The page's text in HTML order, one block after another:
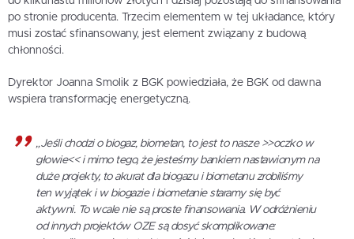
po stronie producenta. Trzecim elementem w tej układance, który
musi zostać sfinansowany, jest element związany z budową
chłonności.
Dyrektor Joanna Smolik z BGK powiedziała, że BGK od dawna
wspiera transformację energetyczną.
„Jeśli chodzi o biogaz, biometan, to jest to nasze >>oczko w
głowie<< i mimo tego, że jesteśmy bankiem nastawionym na
duże projekty, to akurat dla biogazu i biometanu zrobiliśmy
ten wyjątek i w biogazie i biometanie staramy się być
aktywni. To wcale nie są proste finansowania. W odróżnieniu
od innych projektów OZE są dosyć skomplikowane: